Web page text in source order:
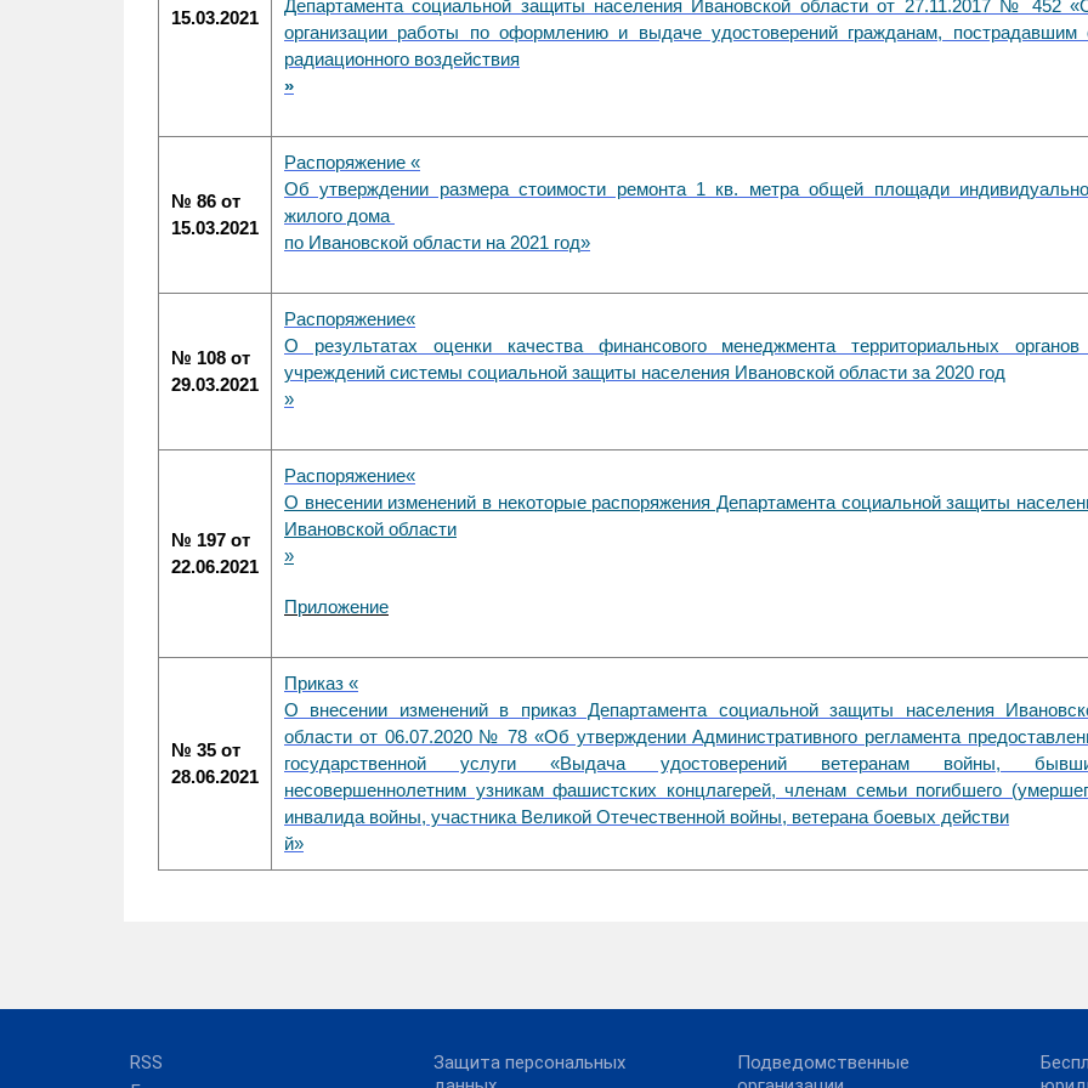
15.03.2021
Департамента социальной защиты населения Ивановской области от 27.11.2017 № 452
организации работы по оформлению и выдаче удостоверений гражданам, пострадавшим
радиационного воздействия
»
№ 86 от
15.03.2021
Распоряжение «
Об утверждении размера стоимости ремонта 1 кв. метра общей площади
жилого дома
по Ивановской области на 2021 год»
№ 108 от
29.03.2021
Распоряжение«
О результатах оценки качества финансового менеджмента территориальных
учреждений системы социальной защиты населения Ивановской области за 2020 год
»
№ 197 от
22.06.2021
Распоряжение«
О внесении изменений в некоторые распоряжения Департамента социальной защиты
Ивановской области
»
Приложение
№ 35 от
28.06.2021
Приказ «
О внесении изменений в приказ Департамента социальной защиты населения
области от 06.07.2020 № 78 «Об утверждении Административного регламента
государственной услуги «Выдача удостоверений ветеранам войны,
несовершеннолетним узникам фашистских концлагерей, членам семьи погибшего
инвалида войны, участника Великой Отечественной войны, ветерана боевых действи
й»
RSS
Защита персональных
Подведомственные